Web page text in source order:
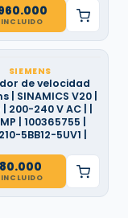
SIEMENS
de velocidad
| SINAMICS V20 |
200-240 V AC | |
| 100365755 |
5BB12-5UV1 |